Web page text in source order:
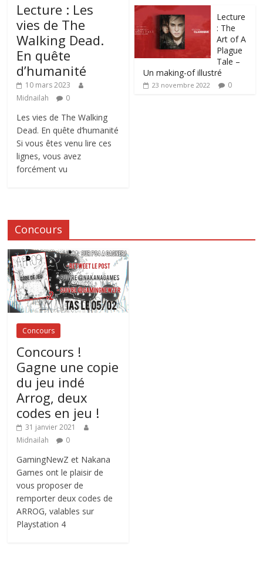
Lecture : Les
vies de The
Walking Dead.
En quête
d’humanité
10 mars 2023
Midnailah
0
Les vies de The Walking
Dead. En quête d’humanité
Si vous êtes venu lire ces
lignes, vous avez
forcément vu
Lecture
: The
Art of A
Plague
Tale –
Un making-of illustré
23 novembre 2022 0
Concours
Concours
Concours !
Gagne une copie
du jeu indé
Arrog, deux
codes en jeu !
31 janvier 2021
Midnailah
0
GamingNewZ et Nakana
Games ont le plaisir de
vous proposer de
remporter deux codes de
ARROG, valables sur
Playstation 4